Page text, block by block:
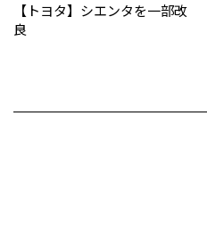
【トヨタ】シエンタを一部改
良